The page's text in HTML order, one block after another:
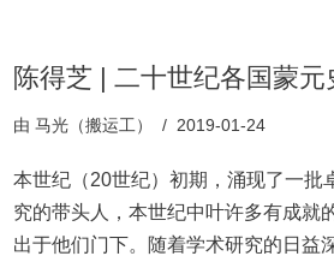
陈得芝 | 二十世纪各国蒙元
由 马光（搬运工） 2019-01-24
本世纪（20世纪）初期，涌现了一批
究的带头人，本世纪中叶许多有成就
出于他们门下。随着学术研究的日益